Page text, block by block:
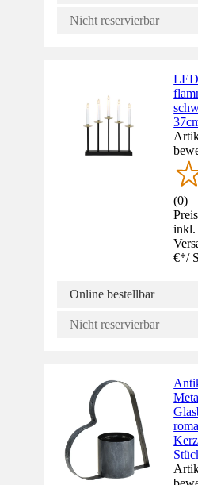
Nicht reservierbar
(0)
inkl.
€*/
Online bestellbar
Nicht reservierbar